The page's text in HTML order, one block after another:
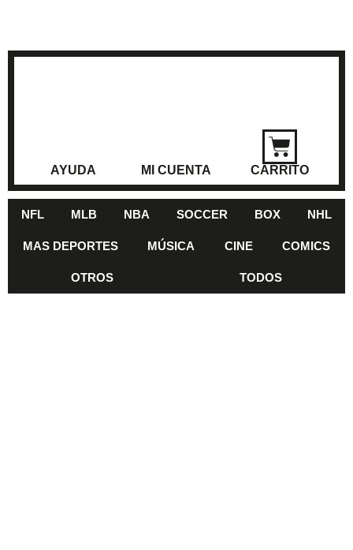
AYUDA MI CUENTA CARRITO
NFL MLB NBA SOCCER BOX NHL
MAS DEPORTES MÚSICA CINE COMICS
OTROS TODOS